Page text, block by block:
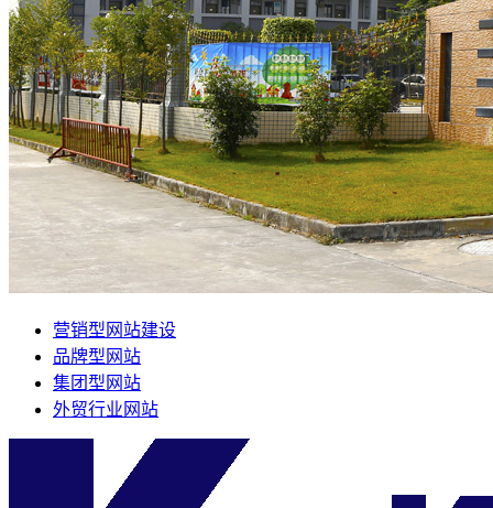
营销型网站建设
品牌型网站
集团型网站
外贸行业网站